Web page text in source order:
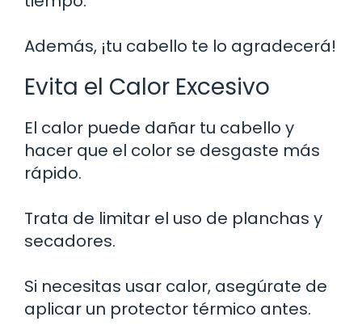
Además, ¡tu cabello te lo agradecerá!
Evita el Calor Excesivo
El calor puede dañar tu cabello y
hacer que el color se desgaste más
rápido.
Trata de limitar el uso de planchas y
secadores.
Si necesitas usar calor, asegúrate de
aplicar un protector térmico antes.